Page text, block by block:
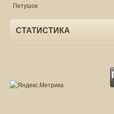
Петушок
СТАТИСТИКА